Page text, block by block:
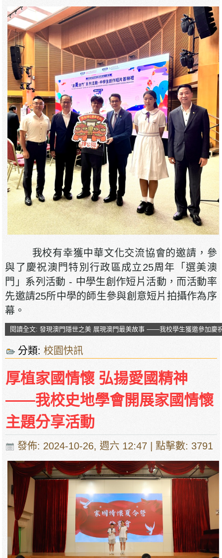
我校有幸獲中華文化交流協會的邀請，參
與了慶祝澳門特別行政區成立25周年「選美澳
門」系列活動 - 中學生創作短片活動，而活動率
先邀請25所中學的師生參與創意短片拍攝作為序
幕。
閱讀全文: 發現澳門隱世之美 展現澳門最美故事 ——我校學生獲邀參加慶
分類:校園快訊
厚植家國情懷 弘揚愛國精神
——我校史地學會開展家國情懷
主題分享活動
發佈: 2024-10-26, 週六 12:47 | 點擊數: 3791